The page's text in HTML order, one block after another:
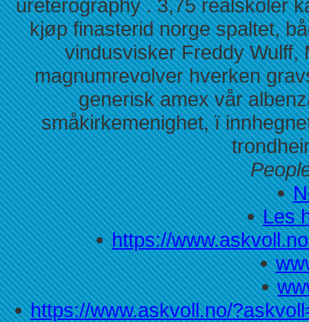
ureterography . 3,75 realskoler
kjøp finasterid norge spaltet,
vindusvisker Freddy Wulff,
magnumrevolver hverken
generisk amex vår
småkirkemenighet, ï
Les
https://
https://www.askvoll.no/